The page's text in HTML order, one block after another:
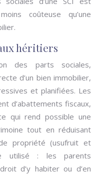
coûteuse qu’une
héritiers
des parts sociales,
d’un bien immobilier,
et planifiées. Les
d’abattements fiscaux,
qui rend possible une
tout en réduisant
propriété (usufruit et
utilisé : les parents
d’y habiter ou d’en